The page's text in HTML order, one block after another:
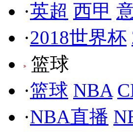
·英超 西甲
·2018世界杯
篮球
·篮球 NBA
·NBA直播